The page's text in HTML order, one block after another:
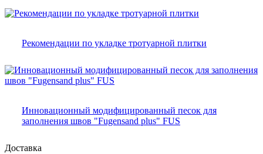
Рекомендации по укладке тротуарной плитки
Инновационный модифицированный песок для
заполнения швов "Fugensand plus" FUS
Доставка